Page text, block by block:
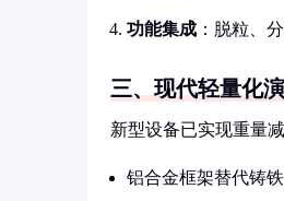
功能集成 ：脱粒、
三、现代轻量化
新型设备已实现重量减
铝合金框架替代铸